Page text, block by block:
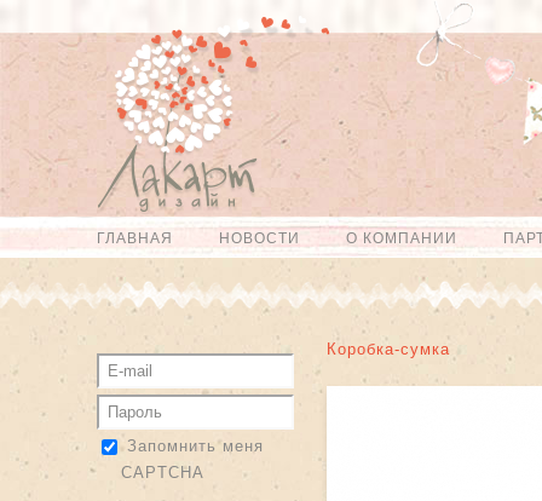
Перейти к
основному
содержанию
Skip to
navigation
Главное меню
ГЛАВНАЯ НОВОСТИ О КОМПАНИИ
Запомнить меня
CAPTCHA
Коробка-сумка